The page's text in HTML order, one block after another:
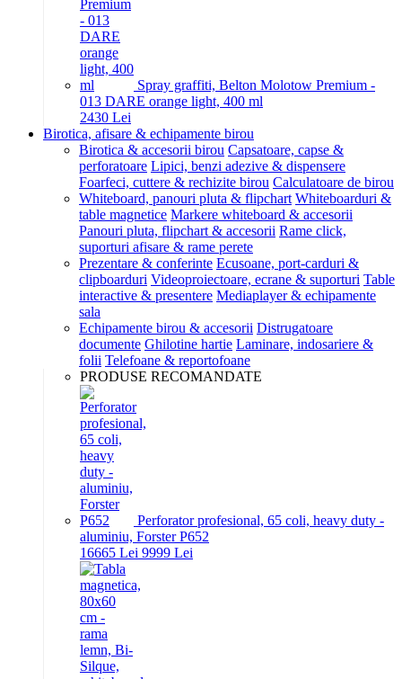
Spray graffiti, Belton Molotow Premium -
013 DARE orange light, 400 ml
2430 Lei
Birotica, afisare & echipamente birou
Birotica & accesorii birou Capsatoare, capse &
perforatoare Lipici, benzi adezive & dispensere
Foarfeci, cuttere & rechizite birou Calculatoare de birou
Whiteboard, panouri pluta & flipchart Whiteboarduri &
table magnetice Markere whiteboard & accesorii
Panouri pluta, flipchart & accesorii Rame click,
suporturi afisare & rame perete
Prezentare & conferinte Ecusoane, port-carduri &
clipboarduri Videoproiectoare, ecrane & suporturi Table
interactive & presentere Mediaplayer & echipamente
sala
Echipamente birou & accesorii Distrugatoare
documente Ghilotine hartie Laminare, indosariere &
folii Telefoane & reportofoane
PRODUSE RECOMANDATE
Perforator profesional, 65 coli, heavy duty -
aluminiu, Forster P652
16665 Lei 9999 Lei